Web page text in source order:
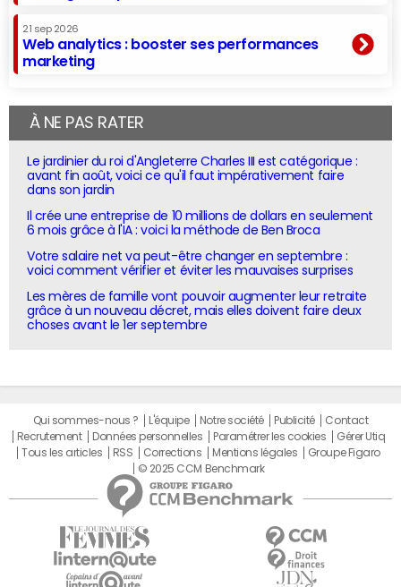
21 sep 2026
Web analytics : booster ses performances
marketing
À NE PAS RATER
Le jardinier du roi d'Angleterre Charles III est catégorique :
avant fin août, voici ce qu'il faut impérativement faire
dans son jardin
Il crée une entreprise de 10 millions de dollars en seulement
6 mois grâce à l'IA : voici la méthode de Ben Broca
Votre salaire net va peut-être changer en septembre :
voici comment vérifier et éviter les mauvaises surprises
Les mères de famille vont pouvoir augmenter leur retraite
grâce à un nouveau décret, mais elles doivent faire deux
choses avant le 1er septembre
Qui sommes-nous ? L'équipe Notre société Publicité
Contact
Recrutement
Données personnelles Paramétrer les cookies
Gérer Utiq
Tous les articles
RSS Corrections Mentions légales
Groupe Figaro
© 2025 CCM Benchmark